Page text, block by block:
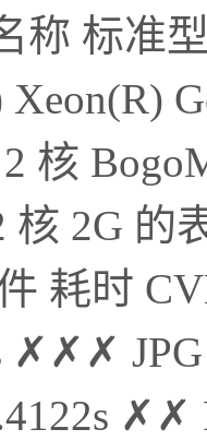
称 标准
核
核 2G 的
耗时
✗✗✗